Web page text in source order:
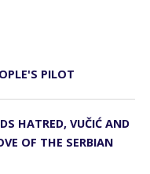
PILOT
HATRED, VUČIĆ AND
OF THE SERBIAN